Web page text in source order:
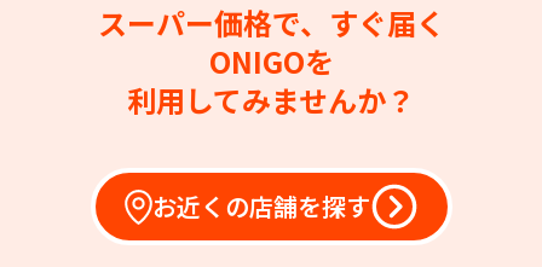
スーパー価格で、すぐ届く
ONIGOを
利用してみませんか？
お近くの店舗を探す